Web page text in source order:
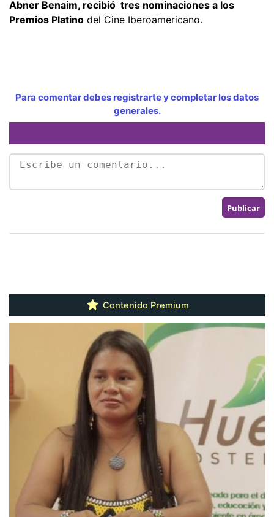
Abner Benaim, recibió tres nominaciones a los
Premios Platino del Cine Iberoamericano.
Para comentar debes registrarte y completar los datos
generales.
Contenido Premium